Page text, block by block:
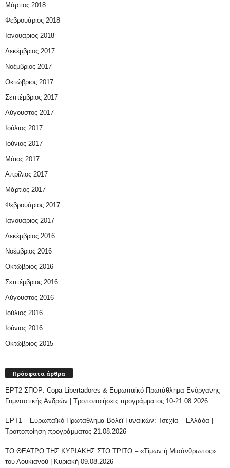
Μάρτιος 2018
Φεβρουάριος 2018
Ιανουάριος 2018
Δεκέμβριος 2017
Νοέμβριος 2017
Οκτώβριος 2017
Σεπτέμβριος 2017
Αύγουστος 2017
Ιούλιος 2017
Ιούνιος 2017
Μάιος 2017
Απρίλιος 2017
Μάρτιος 2017
Φεβρουάριος 2017
Ιανουάριος 2017
Δεκέμβριος 2016
Νοέμβριος 2016
Οκτώβριος 2016
Σεπτέμβριος 2016
Αύγουστος 2016
Ιούλιος 2016
Ιούνιος 2016
Οκτώβριος 2015
Πρόσφατα άρθρα
ΕΡΤ2 ΣΠΟΡ: Copa Libertadores & Ευρωπαϊκό Πρωτάθλημα Ενόργανης
Γυμναστικής Ανδρών | Τροποποιήσεις προγράμματος 10-21.08.2026
ΕΡΤ1 – Ευρωπαϊκό Πρωτάθλημα Βόλεϊ Γυναικών: Τσεχία – Ελλάδα |
Τροποποίηση προγράμματος 21.08.2026
ΤΟ ΘΕΑΤΡΟ ΤΗΣ ΚΥΡΙΑΚΗΣ ΣΤΟ ΤΡΙΤΟ – «Τίμων ή Μισάνθρωπος»
του Λουκιανού | Κυριακή 09.08.2026